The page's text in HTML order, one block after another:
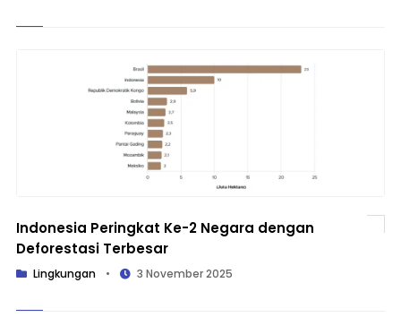
Indonesia Peringkat Ke-2 Negara dengan
Deforestasi Terbesar
Lingkungan • 3 November 2025